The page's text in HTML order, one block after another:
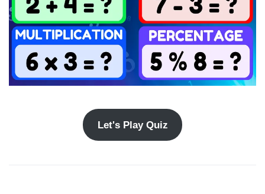
Let's Play Quiz